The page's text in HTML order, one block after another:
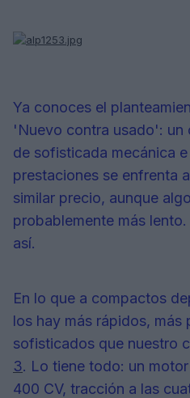
Ya conoces el
'Nuevo contra usado': un
de sofisticada mecánica
prestaciones se enfrenta
similar precio, aunque
probablemente más
así.
En lo que a compactos
los hay más rápidos, más
sofisticados que nuestro
3. Lo tiene todo: un
400 CV, tracción a las